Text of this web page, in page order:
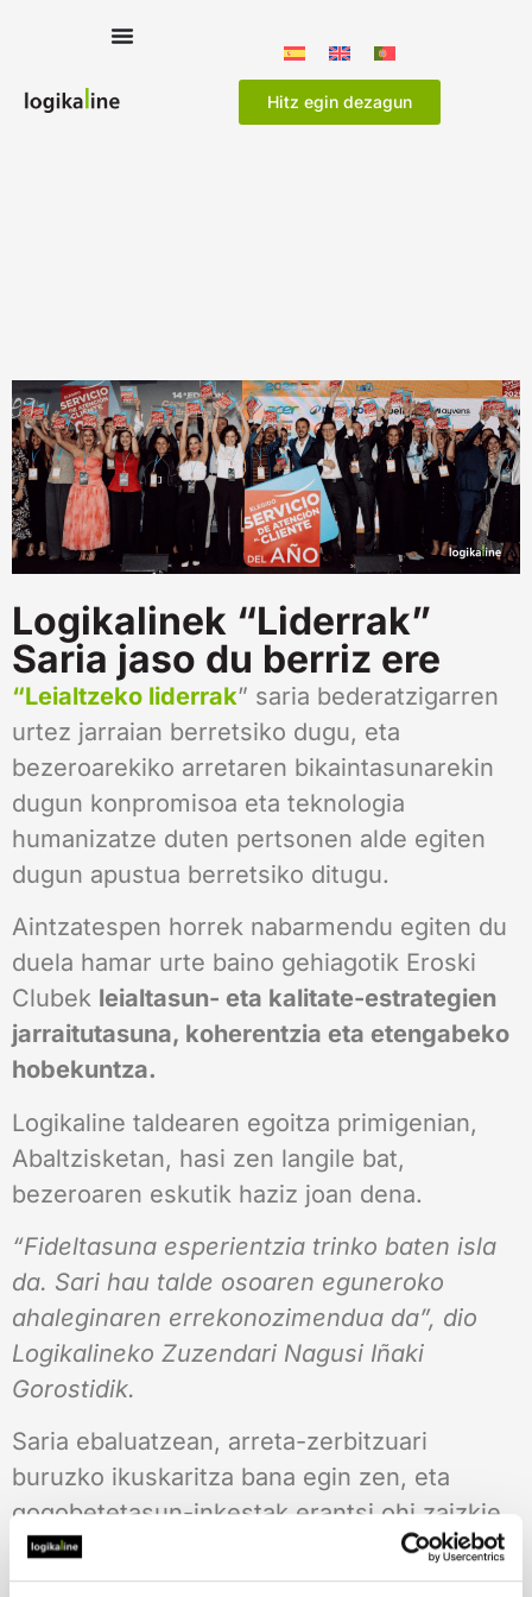
Hitz egin dezagun
Logikalinek “Liderrak”
Saria jaso du berriz ere
“Leialtzeko liderrak” saria bederatzigarren
urtez jarraian berretsiko dugu, eta
bezeroarekiko arretaren bikaintasunarekin
dugun konpromisoa eta teknologia
humanizatze duten pertsonen alde egiten
dugun apustua berretsiko ditugu.
Aintzatespen horrek nabarmendu egiten du
duela hamar urte baino gehiagotik Eroski
Clubek leialtasun- eta kalitate-estrategien
jarraitutasuna, koherentzia eta etengabeko
hobekuntza.
Logikaline taldearen egoitza primigenian,
Abaltzisketan, hasi zen langile bat,
bezeroaren eskutik haziz joan dena.
“Fideltasuna esperientzia trinko baten isla
da. Sari hau talde osoaren eguneroko
ahaleginaren errekonozimendua da”, dio
Logikalineko Zuzendari Nagusi Iñaki
Gorostidik.
Saria ebaluatzean, arreta-zerbitzuari
buruzko ikuskaritza bana egin zen, eta
gogobetetasun-inkestak erantsi ohi zaizkie
(2024an, 2.000 gogobetetze inkesta baino
gehiago egin ziren).